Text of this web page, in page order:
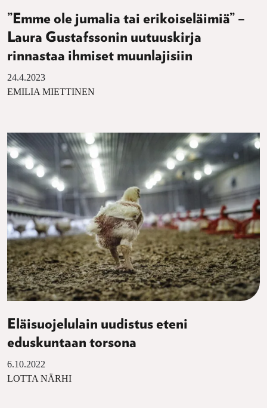
”Emme ole jumalia tai erikoiseläimiä” –
Laura Gustafssonin uutuuskirja
rinnastaa ihmiset muunlajisiin
24.4.2023
EMILIA MIETTINEN
Eläisuojelulain uudistus eteni
eduskuntaan torsona
6.10.2022
LOTTA NÄRHI